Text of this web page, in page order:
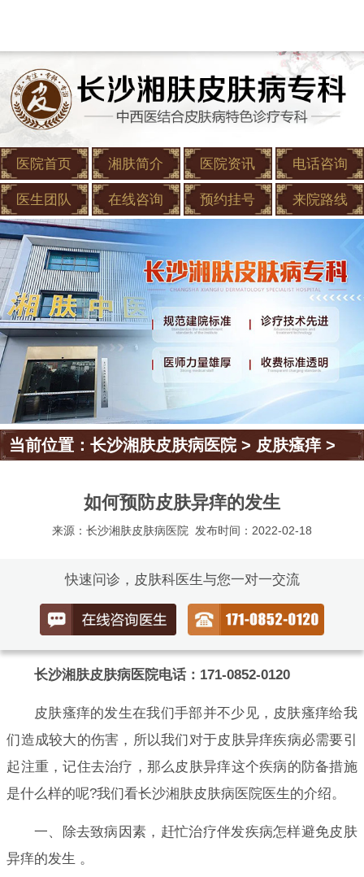
医院首页 湘肤简介 医院资讯 电话咨询
医生团队 在线咨询 预约挂号 来院路线
当前位置：长沙湘肤皮肤病医院> 皮肤瘙痒>
如何预防皮肤异痒的发生
来源：长沙湘肤皮肤病医院 发布时间：2022-02-18
快速问诊，皮肤科医生与您一对一交流
长沙湘肤皮肤病医院电话：171-0852-0120
皮肤瘙痒的发生在我们手部并不少见，皮肤瘙痒给我
们造成较大的伤害，所以我们对于皮肤异痒疾病必需要引
起注重，记住去治疗，那么皮肤异痒这个疾病的防备措施
是什么样的呢?我们看长沙湘肤皮肤病医院医生的介绍。
一、除去致病因素，赶忙治疗伴发疾病怎样避免皮肤
异痒的发生 。